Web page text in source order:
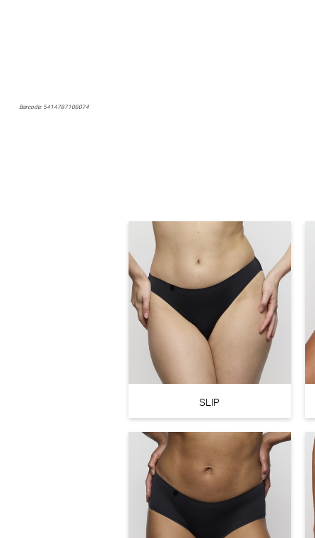
Marie Jo Tom Beugel BH - Naadloze BH (Caffe Latté)
Barcode: 5414787108074
SLIP